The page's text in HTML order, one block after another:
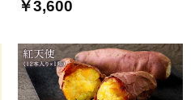
￥3,600